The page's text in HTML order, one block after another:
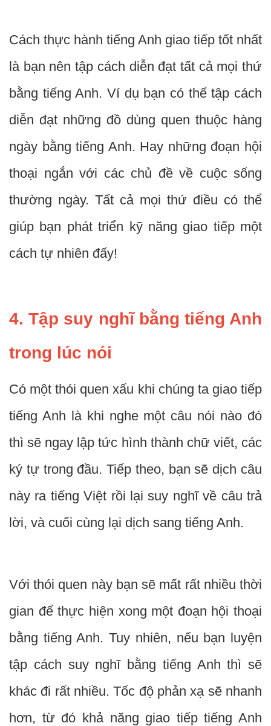
Cách thực hành tiếng Anh giao tiếp tốt nhất
là bạn nên tập cách diễn đạt tất cả mọi thứ
bằng tiếng Anh. Ví dụ bạn có thể tập cách
diễn đạt những đồ dùng quen thuộc hàng
ngày bằng tiếng Anh. Hay những đoạn hội
thoại ngắn với các chủ đề về cuộc sống
thường ngày. Tất cả mọi thứ điều có thể
giúp bạn phát triển kỹ năng giao tiếp một
cách tự nhiên đấy!
4. Tập suy nghĩ bằng tiếng Anh
trong lúc nói
Có một thói quen xấu khi chúng ta giao tiếp
tiếng Anh là khi nghe một câu nói nào đó
thì sẽ ngay lập tức hình thành chữ viết, các
ký tự trong đầu. Tiếp theo, bạn sẽ dịch câu
này ra tiếng Việt rồi lại suy nghĩ về câu trả
lời, và cuối cùng lại dịch sang tiếng Anh.
Với thói quen này bạn sẽ mất rất nhiều thời
gian để thực hiện xong một đoạn hội thoại
bằng tiếng Anh. Tuy nhiên, nếu bạn luyện
tập cách suy nghĩ bằng tiếng Anh thì sẽ
khác đi rất nhiều. Tốc độ phản xạ sẽ nhanh
hơn, từ đó khả năng giao tiếp tiếng Anh